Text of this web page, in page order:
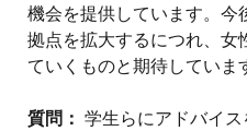
機会を提供しています。今
拠点を拡大するにつれ、女
ていくものと期待していま
質問： 学生らにアドバイ